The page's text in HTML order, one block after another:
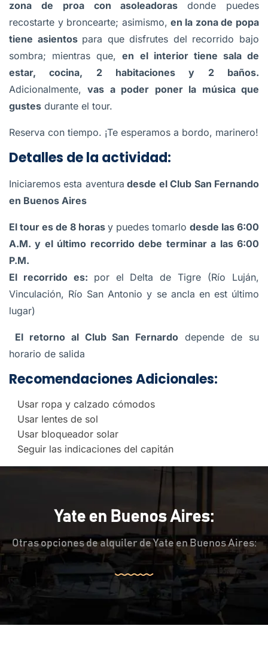
zona de proa con asoleadorasdonde puedes
recostarte y broncearte; asimismo, en la zona de popa
tiene asientos para que disfrutes del recorrido bajo
sombra; mientras que,en el interior tiene sala de
estar, cocina, 2 habitaciones y 2 baños.
Adicionalmente,vas a poder poner la música que
gustes durante el tour.
Reserva con tiempo. ¡Te esperamos a bordo, marinero!
Detalles de la actividad:
Iniciaremos esta aventura desde el Club San Fernando
en Buenos Aires
El tour es de 8 horas y puedes tomarlo desde las 6:00
A.M. y el último recorrido debe terminar a las 6:00
P.M.
El recorrido es: por el Delta de Tigre (Río Luján,
Vinculación, Río San Antonio y se ancla en est último
lugar)
El retorno al Club San Fernardo depende de su
horario de salida
Recomendaciones Adicionales:
Usar ropa y calzado cómodos
Usar lentes de sol
Usar bloqueador solar
Seguir las indicaciones del capitán
Yate en Buenos Aires:
Otras opciones de alquiler de Yate en Buenos Aires: